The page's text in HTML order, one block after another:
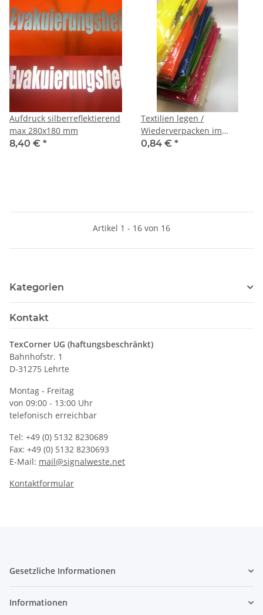
Aufdruck silberreflektierend
max 280x180 mm
8,40 € *
Textilien legen /
Wiederverpacken im
Polybeutel
0,84 € *
Artikel 1 - 16 von 16
Kategorien
Kontakt
TexCorner UG (haftungsbeschränkt)
Bahnhofstr. 1
D-31275 Lehrte
Montag - Freitag
von 09:00 - 13:00 Uhr
telefonisch erreichbar
Tel: +49 (0) 5132 8230689
Fax: +49 (0) 5132 8230693
E-Mail: mail@signalweste.net
Kontaktformular
Gesetzliche Informationen
Informationen